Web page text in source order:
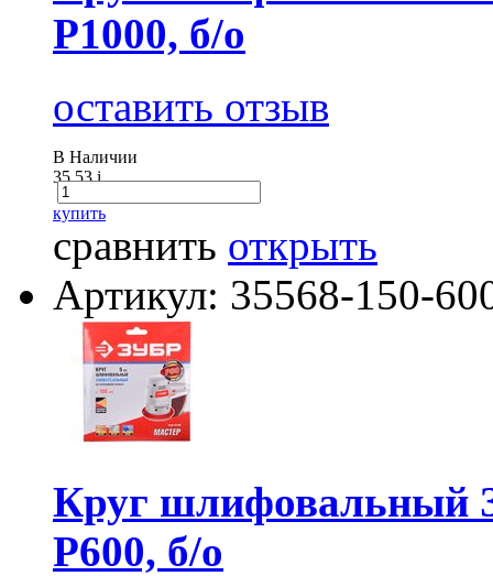
Р1000, б/о
оставить отзыв
В Наличии
35.53i
купить
сравнить открыть
Артикул: 35568-150-
Круг шлифовальный
Р600, б/о